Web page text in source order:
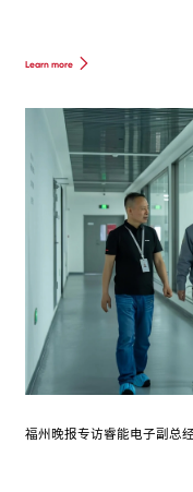
Learn more
福州晚报专访睿能电子副总